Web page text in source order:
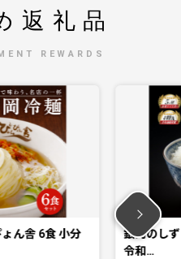
返礼品
REWARDS
ん舎 6食 小分
銀河のし
令和…